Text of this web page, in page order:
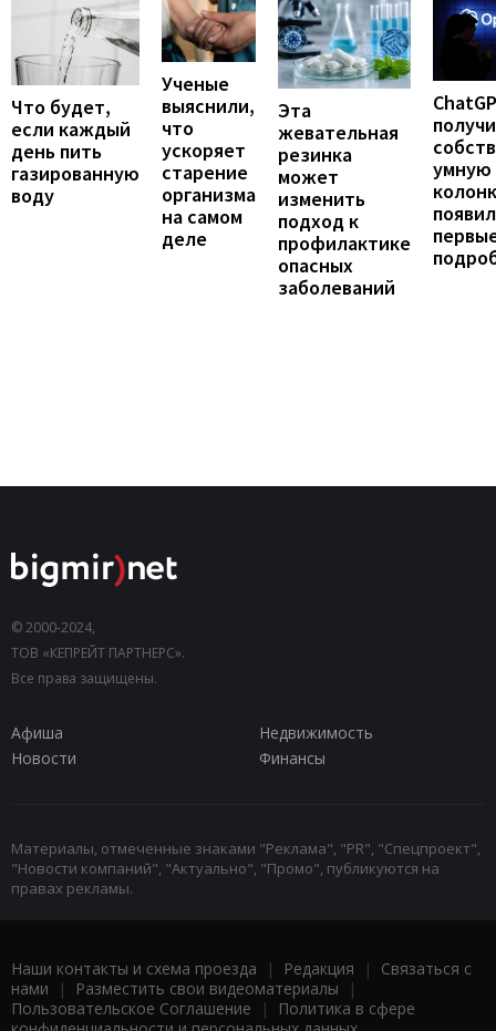
Что будет,
если каждый
день пить
газированную
воду
Ученые
выяснили,
что
ускоряет
старение
организма
на самом
деле
Эта
жевательная
резинка
может
изменить
подход к
профилактике
опасных
заболеваний
умную
© 2000-2024,
ТОВ «КЕПРЕЙТ ПАРТНЕРС».
Все права защищены.
Афиша
Недвижимость
Новости
Финансы
Материалы, отмеченные знаками "Реклама", "PR", "Спецпроект",
"Новости компаний", "Актуально", "Промо", публикуются на
правах рекламы.
Наши контакты и схема проезда | Редакция | Связаться с
нами | Разместить свои видеоматериалы |
Пользовательское Соглашение |
Политика в сфере